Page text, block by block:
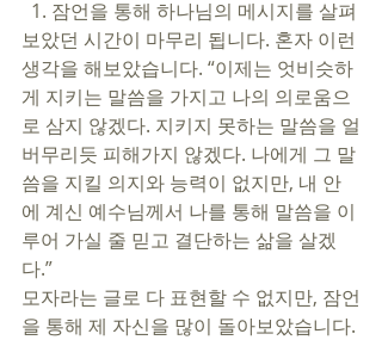
보았던 시간이 마무리 됩니다. 혼자 이런
생각을 해보았습니다. “이제는 엇비슷하
게 지키는 말씀을 가지고 나의 의로움으
로 삼지 않겠다. 지키지 못하는 말씀을 얼
버무리듯 피해가지 않겠다. 나에게 그 말
씀을 지킬 의지와 능력이 없지만, 내 안
에 계신 예수님께서 나를 통해 말씀을 이
루어 가실 줄 믿고 결단하는 삶을 살겠
다.”
모자라는 글로 다 표현할 수 없지만, 잠언
을 통해 제 자신을 많이 돌아보았습니다.